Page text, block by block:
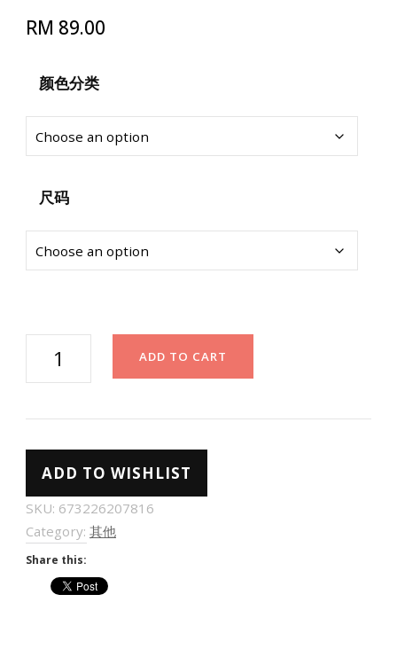
RM 89.00
颜色分类
尺码
防
滑
肩
带
文
ADD TO CART
ADD TO WISHLIST
SKU: 673226207816
Category: 其他
Share this: